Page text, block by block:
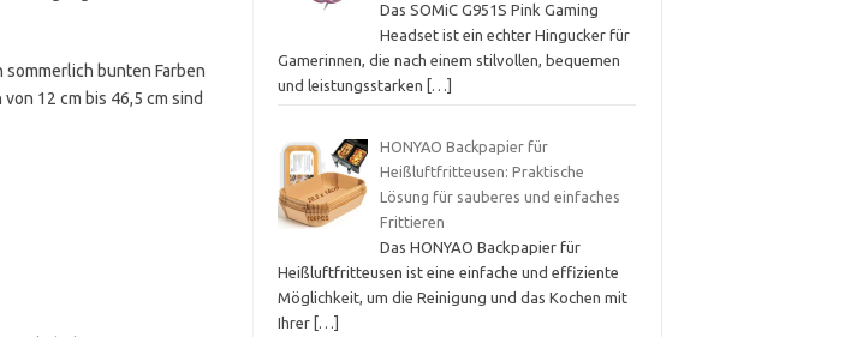
bunten Farben
12 cm bis 46,5 cm sind
Das SOMiC G951S Pink Gaming
Headset ist ein echter Hingucker für
Gamerinnen, die nach einem stilvollen, bequemen
und leistungsstarken
[…]
HONYAO Backpapier für
Heißluftfritteusen: Praktische
Lösung für sauberes und einfaches
Frittieren
Das HONYAO Backpapier für
Heißluftfritteusen ist eine einfache und effiziente
Möglichkeit, um die Reinigung und das Kochen mit
Ihrer […]